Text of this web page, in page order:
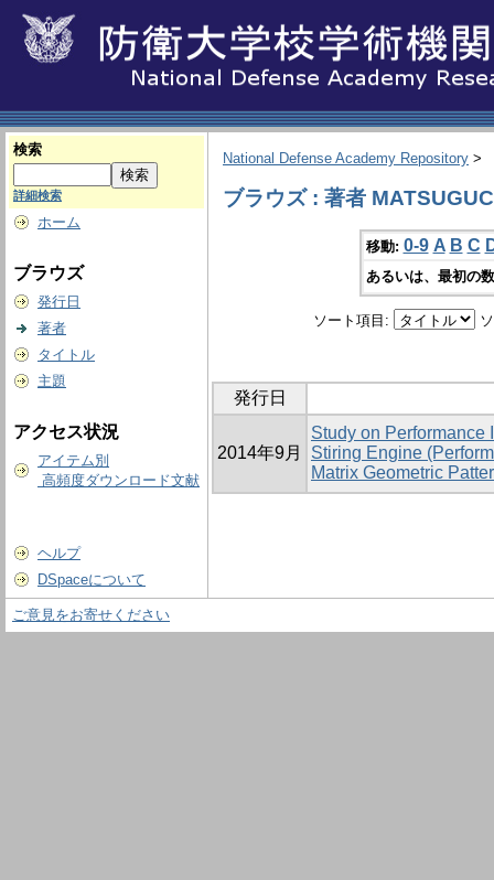
検索
詳細検索
ホーム
ブラウズ
発行日
著者
タイトル
主題
アクセス状況
アイテム別
高頻度ダウンロード文献
ヘルプ
DSpaceについて
National Defense Academy Repository >
ブラウズ : 著者
移動: 0-9 A B C
あるいは、最初の
ソート項目:
発行日
2014年9月
Study on Performance
Stiring Engine
Matrix Geometric
ご意見をお寄せください